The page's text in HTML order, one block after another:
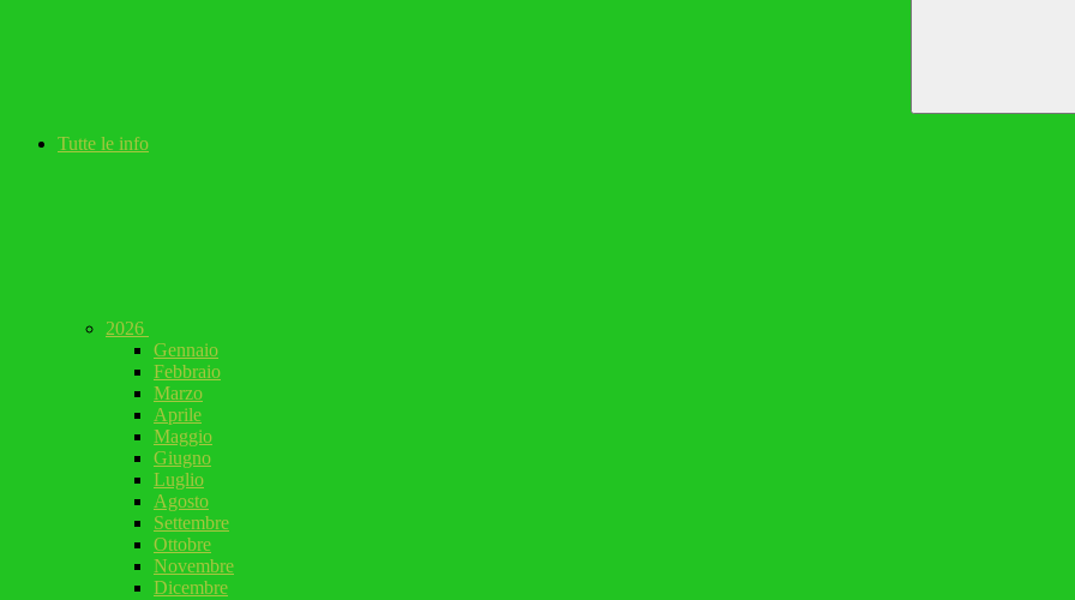
Tutte le info
2026
Gennaio
Febbraio
Marzo
Aprile
Maggio
Giugno
Luglio
Agosto
Settembre
Ottobre
Novembre
Dicembre